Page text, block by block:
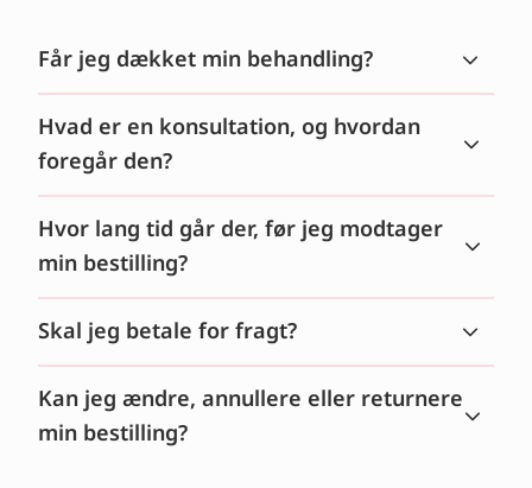
Får jeg dækket min behandling?
Hvad er en konsultation, og hvordan
foregår den?
Hvor lang tid går der, før jeg modtager
min bestilling?
Skal jeg betale for fragt?
Kan jeg ændre, annullere eller returnere
min bestilling?